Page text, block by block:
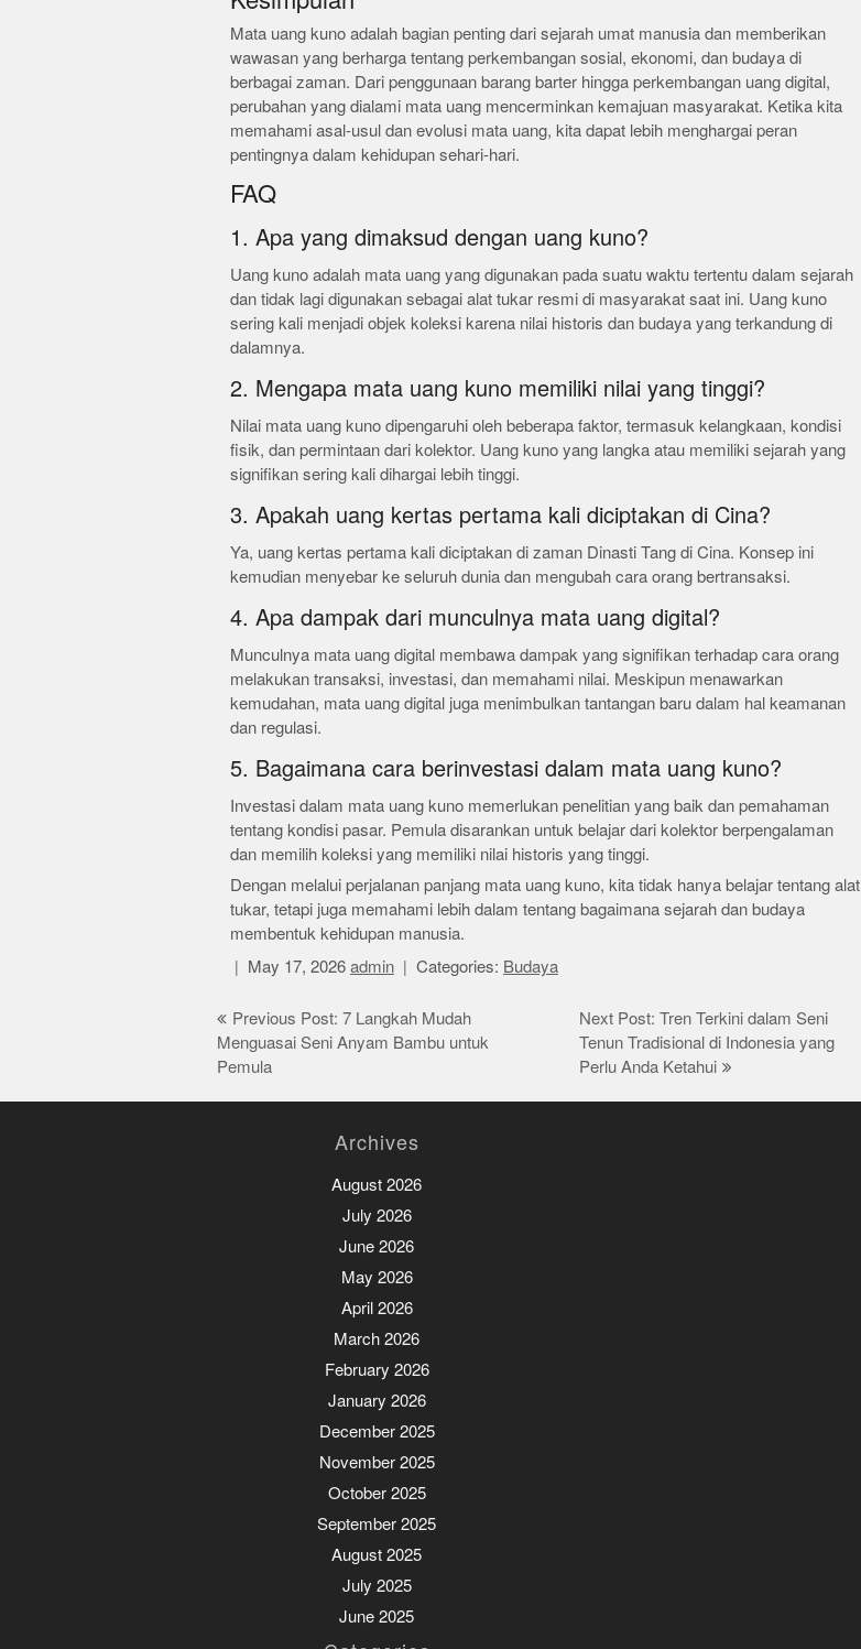
Mata uang kuno adalah bagian penting dari sejarah umat manusia dan memberikan
wawasan yang berharga tentang perkembangan sosial, ekonomi, dan budaya di
berbagai zaman. Dari penggunaan barang barter hingga perkembangan uang digital,
perubahan yang dialami mata uang mencerminkan kemajuan masyarakat. Ketika kita
memahami asal-usul dan evolusi mata uang, kita dapat lebih menghargai peran
pentingnya dalam kehidupan sehari-hari.
FAQ
1. Apa yang dimaksud dengan uang kuno?
Uang kuno adalah mata uang yang digunakan pada suatu waktu tertentu dalam sejarah
dan tidak lagi digunakan sebagai alat tukar resmi di masyarakat saat ini. Uang kuno
sering kali menjadi objek koleksi karena nilai historis dan budaya yang terkandung di
dalamnya.
2. Mengapa mata uang kuno memiliki nilai yang tinggi?
Nilai mata uang kuno dipengaruhi oleh beberapa faktor, termasuk kelangkaan, kondisi
fisik, dan permintaan dari kolektor. Uang kuno yang langka atau memiliki sejarah yang
signifikan sering kali dihargai lebih tinggi.
3. Apakah uang kertas pertama kali diciptakan di Cina?
Ya, uang kertas pertama kali diciptakan di zaman Dinasti Tang di Cina. Konsep ini
kemudian menyebar ke seluruh dunia dan mengubah cara orang bertransaksi.
4. Apa dampak dari munculnya mata uang digital?
Munculnya mata uang digital membawa dampak yang signifikan terhadap cara orang
melakukan transaksi, investasi, dan memahami nilai. Meskipun menawarkan
kemudahan, mata uang digital juga menimbulkan tantangan baru dalam hal keamanan
dan regulasi.
5. Bagaimana cara berinvestasi dalam mata uang kuno?
Investasi dalam mata uang kuno memerlukan penelitian yang baik dan pemahaman
tentang kondisi pasar. Pemula disarankan untuk belajar dari kolektor berpengalaman
dan memilih koleksi yang memiliki nilai historis yang tinggi.
Dengan melalui perjalanan panjang mata uang kuno, kita tidak hanya belajar tentang alat
tukar, tetapi juga memahami lebih dalam tentang bagaimana sejarah dan budaya
membentuk kehidupan manusia.
May 17, 2026 admin Categories: Budaya
Post
navigation
Previous Post: 7 Langkah Mudah
Menguasai Seni Anyam Bambu untuk
Pemula
Next Post: Tren Terkini dalam Seni
Tenun Tradisional di Indonesia yang
Perlu Anda Ketahui
Archives
August 2026
July 2026
June 2026
May 2026
April 2026
March 2026
February 2026
January 2026
December 2025
November 2025
October 2025
September 2025
August 2025
July 2025
June 2025